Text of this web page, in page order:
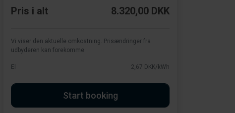
Pris i alt 8.320,00 DKK
Vi viser den aktuelle omkostning. Prisændringer fra
udbyderen kan forekomme.
El 2,67 DKK/kWh
Start booking